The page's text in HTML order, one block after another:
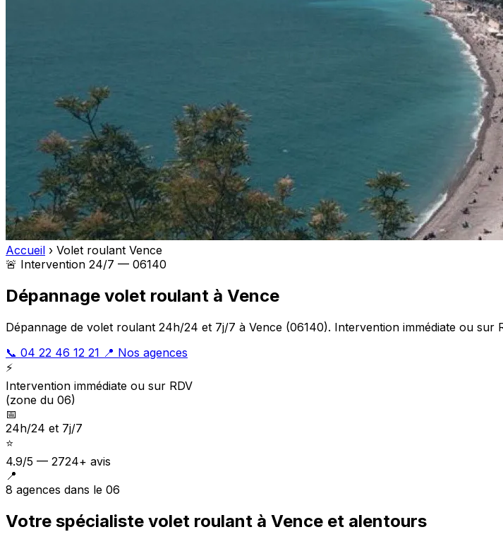
Accueil › Volet roulant Vence
🚨 Intervention 24/7 — 06140
Dépannage volet roulant à Vence
Dépannage de volet roulant 24h/24 et 7j/7 à Vence (06140). Intervention immédiate ou sur
📞 04 22 46 12 21 📍 Nos agences
⚡
Intervention immédiate ou sur RDV
(zone du 06)
📅
24h/24 et 7j/7
⭐
4.9/5 — 2724+ avis
📍
8 agences dans le 06
Votre spécialiste volet roulant à Vence et alentours